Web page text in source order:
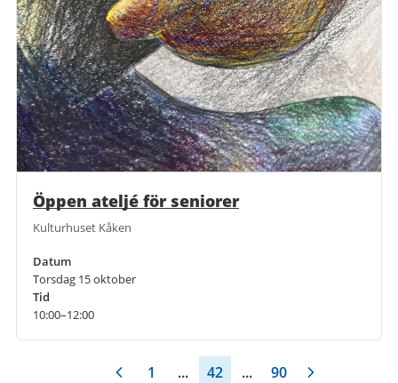
Öppen ateljé för seniorer
Kulturhuset Kåken
Datum
Torsdag 15 oktober
Tid
10:00–12:00
1 ... 42 ... 90